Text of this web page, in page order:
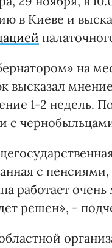
в Киеве и
на
1-2 недель.
с
с
работает
решен», -